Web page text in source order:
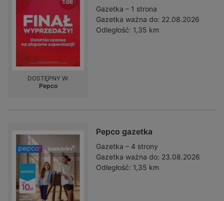
Gazetka – 1 strona
Gazetka ważna do: 22.08.2026
Odległość: 1,35 km
DOSTĘPNY W:
Pepco
Pepco gazetka
Gazetka – 4 strony
Gazetka ważna do: 23.08.2026
Odległość: 1,35 km